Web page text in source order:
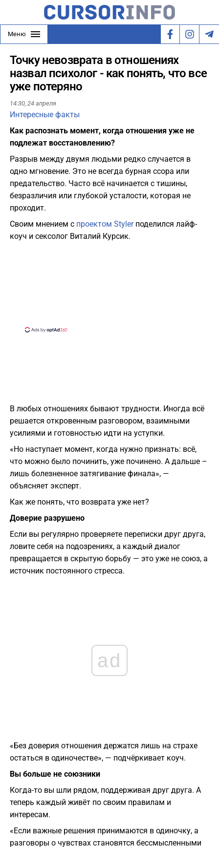
Меню
Точку невозврата в отношениях
назвал психолог - как понять, что все
уже потеряно
14:30, 24 апреля
Интересные факты
Как распознать момент, когда отношения уже не
подлежат восстановлению?
Разрыв между двумя людьми редко случается в
одно мгновение. Это не всегда бурная ссора или
предательство. Часто всё начинается с тишины,
безразличия или глубокой усталости, которая не
проходит.
Своим мнением с проектом Stylerподелился лайф-
коуч и сексолог Виталий Курсик.
В любых отношениях бывают трудности. Иногда всё
решается откровенным разговором, взаимными
усилиями и готовностью идти на уступки.
«Но наступает момент, когда нужно признать: всё,
что можно было починить, уже починено. А дальше –
лишь болезненное затягивание финала», —
объясняет эксперт.
Как же понять, что возврата уже нет?
Доверие разрушено
Если вы регулярно проверяете переписки друг друга,
ловите себя на подозрениях, а каждый диалог
превращается в скрытую борьбу — это уже не союз, а
источник постоянного стресса.
ad
«Без доверия отношения держатся лишь на страхе
остаться в одиночестве», — подчёркивает коуч.
Вы больше не союзники
Когда-то вы шли рядом, поддерживая друг друга. А
теперь каждый живёт по своим правилам и
интересам.
«Если важные решения принимаются в одиночку, а
разговоры о чувствах становятся бессмысленными